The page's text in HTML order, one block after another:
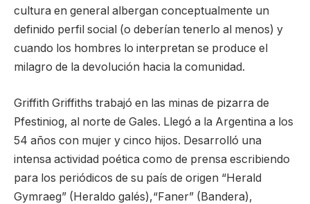
cultura en general albergan conceptualmente un
definido perfil social (o deberían tenerlo al menos) y
cuando los hombres lo interpretan se produce el
milagro de la devolución hacia la comunidad.
Griffith Griffiths trabajó en las minas de pizarra de
Pfestiniog, al norte de Gales. Llegó a la Argentina a los
54 años con mujer y cinco hijos. Desarrolló una
intensa actividad poética como de prensa escribiendo
para los periódicos de su país de origen “Herald
Gymraeg” (Heraldo galés),“Faner” (Bandera),